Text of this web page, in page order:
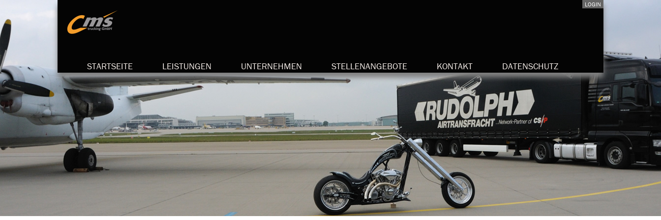
STARTSEITE LEISTUNGEN UNTERNEHMEN STELLENANGEBOTE KONTAKT DATENSCHUTZ
LOGIN